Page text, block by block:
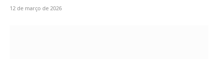
12 de março de 2026